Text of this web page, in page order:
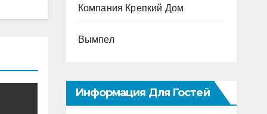
Компания Крепкий Дом
Вымпел
Информация Для Гостей